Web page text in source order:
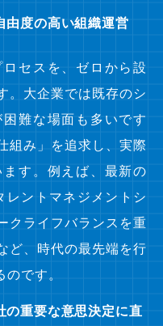
由度の高い組織運営
セスを、ゼロから設
。大企業では既存のシ
難な場面も多いです
組み」を追求し、実際
す。例えば、最新の
レントマネジメントシ
クライフバランスを重
ど、時代の最先端を行
です。
の重要な意思決定に直